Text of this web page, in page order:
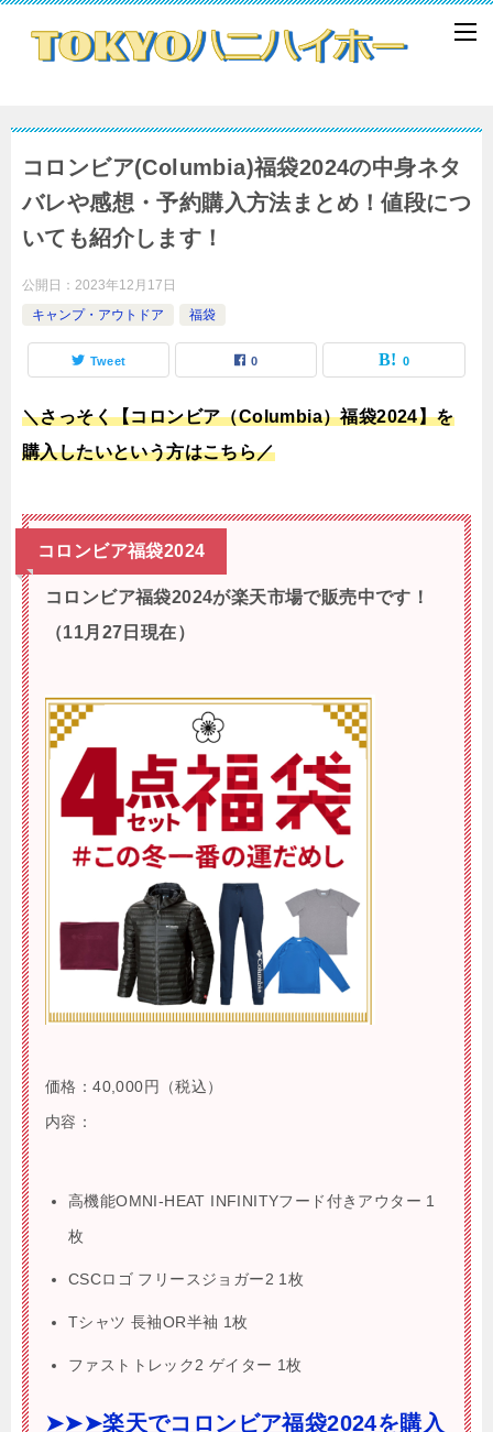
コロンビア(Columbia)福袋2024の中身ネタ
バレや感想・予約購入方法まとめ！値段につ
いても紹介します！
公開日： 2023年12月17日
キャンプ・アウトドア
福袋
Tweet 0 0
＼さっそく【コロンビア（Columbia）福袋2024】を
購入したいという方はこちら／
コロンビア福袋2024
コロンビア福袋2024が楽天市場で販売中です！
（11月27日現在）
価格：40,000円（税込）
内容：
高機能OMNI-HEAT INFINITYフード付きアウター 1
枚
CSCロゴ フリースジョガー2 1枚
Tシャツ 長袖OR半袖 1枚
ファストトレック2 ゲイター 1枚
➤➤➤楽天でコロンビア福袋2024を購入